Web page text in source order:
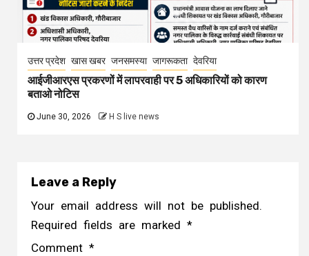
उत्तर प्रदेश खास खबर जनसमस्या जागरूकता देवरिया
आईजीआरएस प्रकरणों में लापरवाही पर 5 अधिकारियों को कारण
बताओ नोटिस
June 30, 2026 H S live news
Leave a Reply
Your email address will not be published.
Required fields are marked *
Comment *